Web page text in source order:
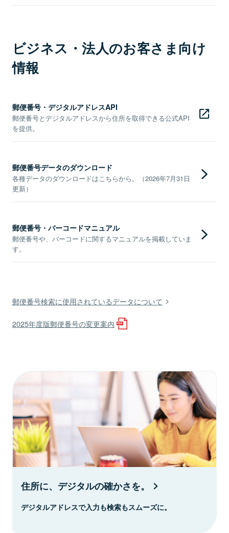
ビジネス・法人のお客さま向け
情報
郵便番号・デジタルアドレスAPI
郵便番号とデジタルアドレスから住所を取得できる公式API
を提供。
郵便番号データのダウンロード
各種データのダウンロードはこちらから。（2026年7月31日
更新）
郵便番号・バーコードマニュアル
郵便番号や、バーコードに関するマニュアルを掲載していま
す。
郵便番号検索に使用されているデータについて
2025年度版郵便番号の変更案内
住所に、デジタルの確かさを。
デジタルアドレスで入力も検索もスムーズに。